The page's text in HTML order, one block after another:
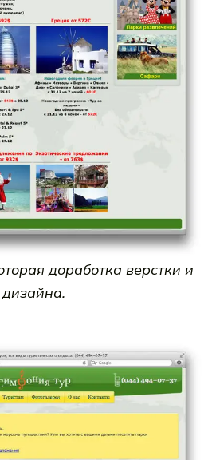
доработка верстки и
дизайна.